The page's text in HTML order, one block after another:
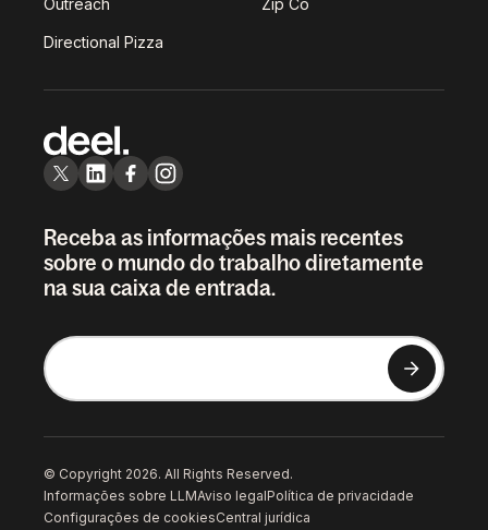
Outreach Zip Co
Directional Pizza
Receba as informações mais recentes
sobre o mundo do trabalho diretamente
na sua caixa de entrada.
© Copyright 2026. All Rights Reserved.
Informações sobre LLMAviso legalPolítica de privacidade
Configurações de cookiesCentral jurídica